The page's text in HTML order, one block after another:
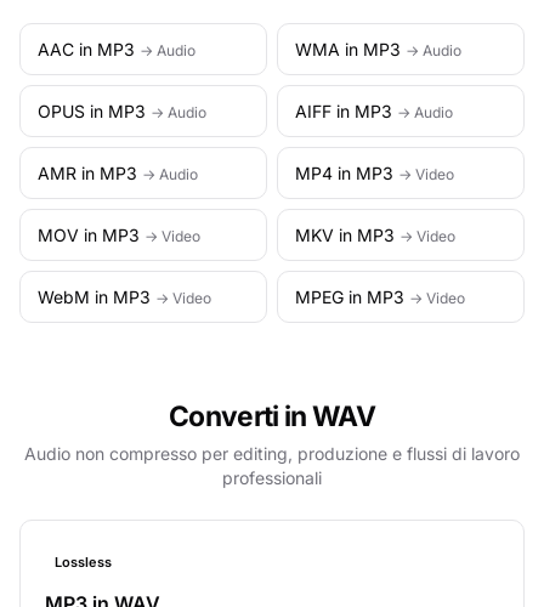
AAC in MP3 → Audio WMA in MP3 → Audio
OPUS in MP3 → Audio AIFF in MP3 → Audio
AMR in MP3 → Audio MP4 in MP3 → Video
MOV in MP3 → Video MKV in MP3 → Video
WebM in MP3 → Video MPEG in MP3 → Video
Converti in WAV
Audio non compresso per editing, produzione e flussi di lavoro
professionali
Lossless